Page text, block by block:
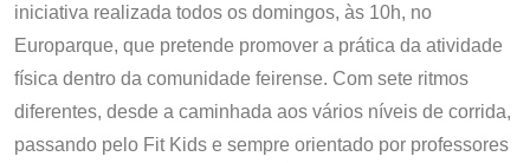
iniciativa realizada todos os domingos, às 10h, no
Europarque, que pretende promover a prática da atividade
física dentro da comunidade feirense. Com sete ritmos
diferentes, desde a caminhada aos vários níveis de corrida,
passando pelo Fit Kids e sempre orientado por professores